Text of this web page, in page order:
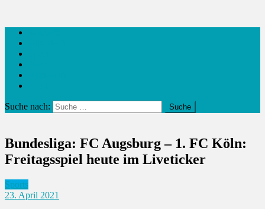
Suche nach:
Bundesliga: FC Augsburg – 1. FC Köln:
Freitagsspiel heute im Liveticker
Sports
23. April 2021